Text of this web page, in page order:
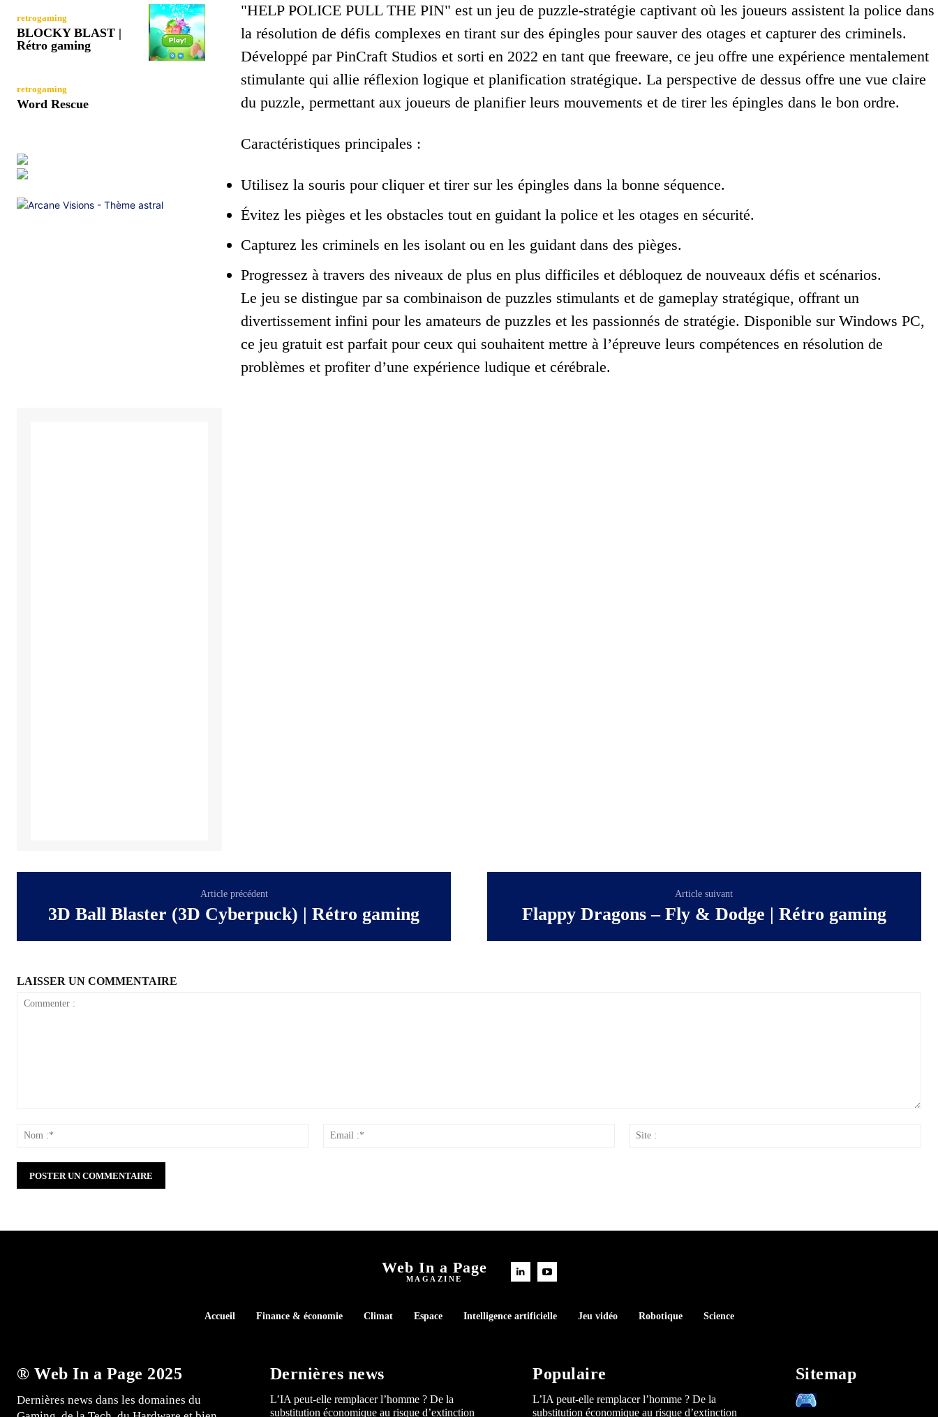
retrogaming
BLOCKY BLAST |
Rétro gaming
retrogaming
Word Rescue
"HELP POLICE PULL THE PIN" est un jeu de puzzle-stratégie captivant où les joueurs assistent la police dans
la résolution de défis complexes en tirant sur des épingles pour sauver des otages et capturer des criminels.
Développé par PinCraft Studios et sorti en 2022 en tant que freeware, ce jeu offre une expérience mentalement
stimulante qui allie réflexion logique et planification stratégique. La perspective de dessus offre une vue claire
du puzzle, permettant aux joueurs de planifier leurs mouvements et de tirer les épingles dans le bon ordre.
Caractéristiques principales :
Utilisez la souris pour cliquer et tirer sur les épingles dans la bonne séquence.
Évitez les pièges et les obstacles tout en guidant la police et les otages en sécurité.
Capturez les criminels en les isolant ou en les guidant dans des pièges.
Progressez à travers des niveaux de plus en plus difficiles et débloquez de nouveaux défis et scénarios.
Le jeu se distingue par sa combinaison de puzzles stimulants et de gameplay stratégique, offrant un
divertissement infini pour les amateurs de puzzles et les passionnés de stratégie. Disponible sur Windows PC,
ce jeu gratuit est parfait pour ceux qui souhaitent mettre à l’épreuve leurs compétences en résolution de
problèmes et profiter d’une expérience ludique et cérébrale.
Article précédent
3D Ball Blaster (3D Cyberpuck) | Rétro gaming
Article suivant
Flappy Dragons – Fly & Dodge | Rétro gaming
LAISSER UN COMMENTAIRE
Email
Web In a Page
MAGAZINE
Accueil Finance & économie Climat Espace Intelligence artificielle Jeu vidéo Robotique Science
® Web In a Page 2025
Dernières news dans les domaines du
Dernières news
L’IA peut-elle remplacer l’homme ? De la
substitution économique au risque d’extinction
Populaire
L’IA peut-elle remplacer l’homme ? De la
substitution économique au risque d’extinction
Sitemap